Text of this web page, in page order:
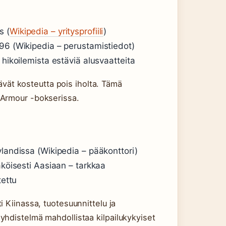
(Wikipedia – yritysprofiili)
(Wikipedia – perustamistiedot)
estäviä alusvaatteita
kosteutta pois iholta. Tämä
-bokserissa.
(Wikipedia – pääkonttori)
Aasiaan – tarkkaa
Kiinassa, tuotesuunnittelu ja
mahdollistaa kilpailukykyiset